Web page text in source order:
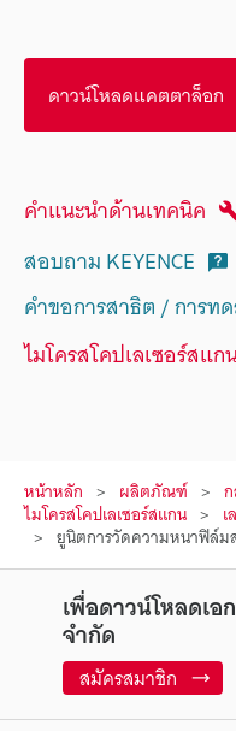
ดาวน์โหลดแคตตาล็อก
คำแนะนำด้านเทคนิค
สอบถาม KEYENCE
คำขอการสาธิต / การท
ไมโครสโคปเลเซอร์สแก
หน้าหลัก ผลิตภัณฑ์
ไมโครสโคปเลเซอร์สแกน
ยูนิตการวัดความหนาฟิล์ม
เพื่อดาวน์โหลดเอ
จำกัด
สมัครสมาชิก